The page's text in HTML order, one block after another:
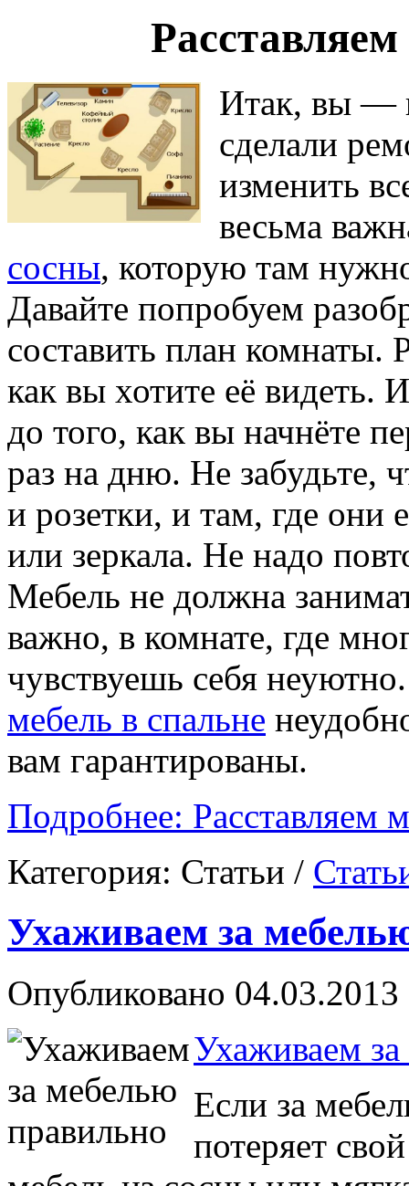
Итак, вы —
сделали
изменить
весьма
сосны, которую там
Давайте попробуем
составить план комнаты.
как вы хотите её видеть.
до того, как вы начнёте
раз на дню. Не забудьте,
и розетки, и там, где они
или зеркала. Не надо
Мебель не должна
важно, в комнате, где
чувствуешь себя
мебель в спальне
вам гарантированы.
Подробнее: Расставляем
Категория: Статьи /
Ухаживаем за
Опубликовано
Ухаживаем
Если за
потеряет